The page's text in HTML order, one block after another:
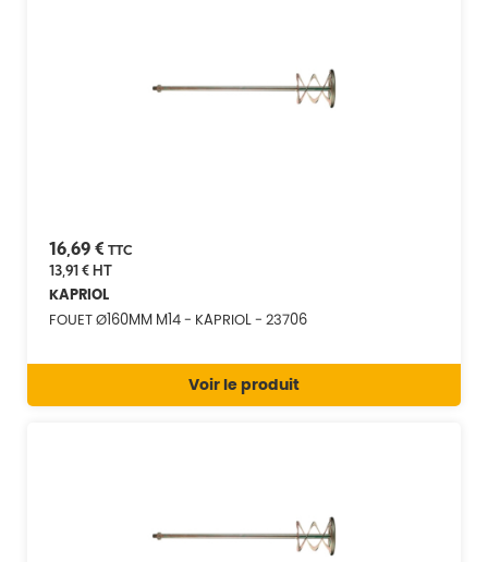
16,69 € TTC
13,91 €HT
KAPRIOL
FOUET Ø160MM M14 - KAPRIOL - 23706
Voir le produit